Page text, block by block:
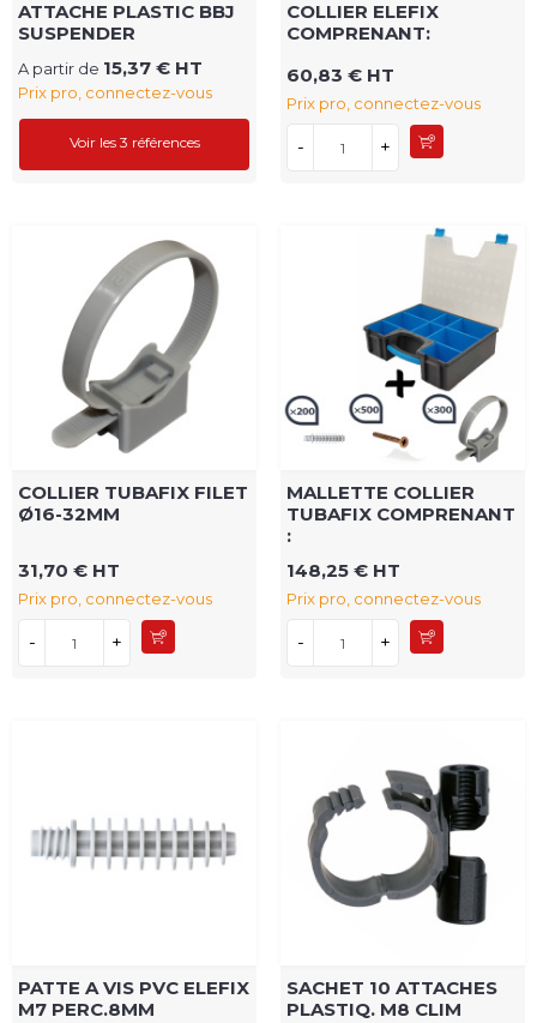
ATTACHE PLASTIC BBJ
SUSPENDER
A partir de 15,37 € HT
Prix pro, connectez-vous
Voir les 3 références
COLLIER ELEFIX
COMPRENANT:
60,83 € HT
Prix pro, connectez-vous
- +
COLLIER TUBAFIX FILET
Ø16-32MM
31,70 € HT
Prix pro, connectez-vous
- +
MALLETTE COLLIER
TUBAFIX COMPRENANT
:
148,25 € HT
Prix pro, connectez-vous
- +
PATTE A VIS PVC ELEFIX
M7 PERC.8MM
SACHET 10 ATTACHES
PLASTIQ. M8 CLIM